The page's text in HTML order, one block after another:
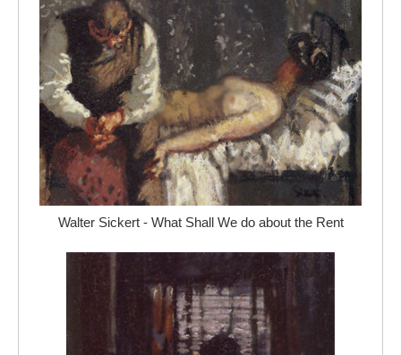
Walter Sickert - What Shall We do about the Rent